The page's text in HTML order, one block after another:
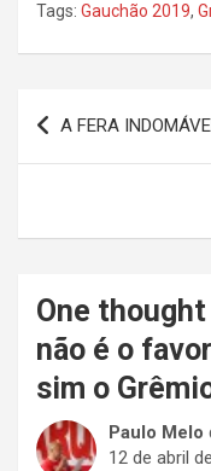
Tags: Gauchão 2019,
Navegação
de
A FERA
One thought
não é o
sim o
Paulo Melo
12 de abril